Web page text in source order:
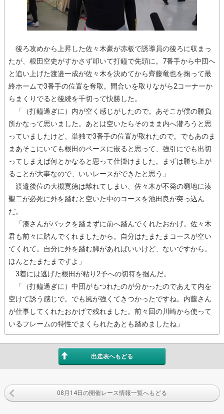
後ろ攻めから上昇した佐々木豪が赤板で誘導員の後ろに収まっ
たが、根田空史がすかさず叩いて打鐘で先頭に。7番手から中団へ
と追い上げた渡邉一成が佐々木を決めてから齊藤竜也を掬って最
終ホームで3番手の位置を奪取。間合いを取りながら2コーナーか
らまくりでると後続を千切って快勝した。
「（打鐘過ぎに）内が空く感じがしたので。あそこが僕の勝負
所かなって思いました。あとは空いたらそのまま内へ潜ろうと思
っていましたけど、単独で3番手の位置が取れたので。でもあのま
まあそこにいても根田のペースに嵌ると思って、強引にでも出切
ってしまえば何とかなると思って仕掛けました。まずは勝ち上が
ることが大事なので、いいレースができたと思う」
渡邉後位の大槻寛徳は離れてしまい、佐々木が不発の窮地に湊
聖二が必死に外を踏むと空いた中のコースを池田良が突っ込ん
だ。
「湊さんがバックを踏まずに前へ踏んでくれたおかげ。佐々木
君も前々に踏んでくれましたから。自分はたまたまコースが空い
てくれて。自分に外を踏む脚があればいいけど、ないですから。
ほんとたまたまですよ」
3着には逃げた根田が粘り2予への切符を掴んだ。
「（打鐘過ぎに）中団がもつれたのが分かったのであえて内を
空けて誘う感じで。でも風が強くてきつかったですね。内藤さん
が仕事してくれたおかげで残れました。前々回の川崎から使って
いるフレームの特性でまくられたあとも踏めましたね」
出走表へもどる
08月14日の開催レース情報一覧へもどる